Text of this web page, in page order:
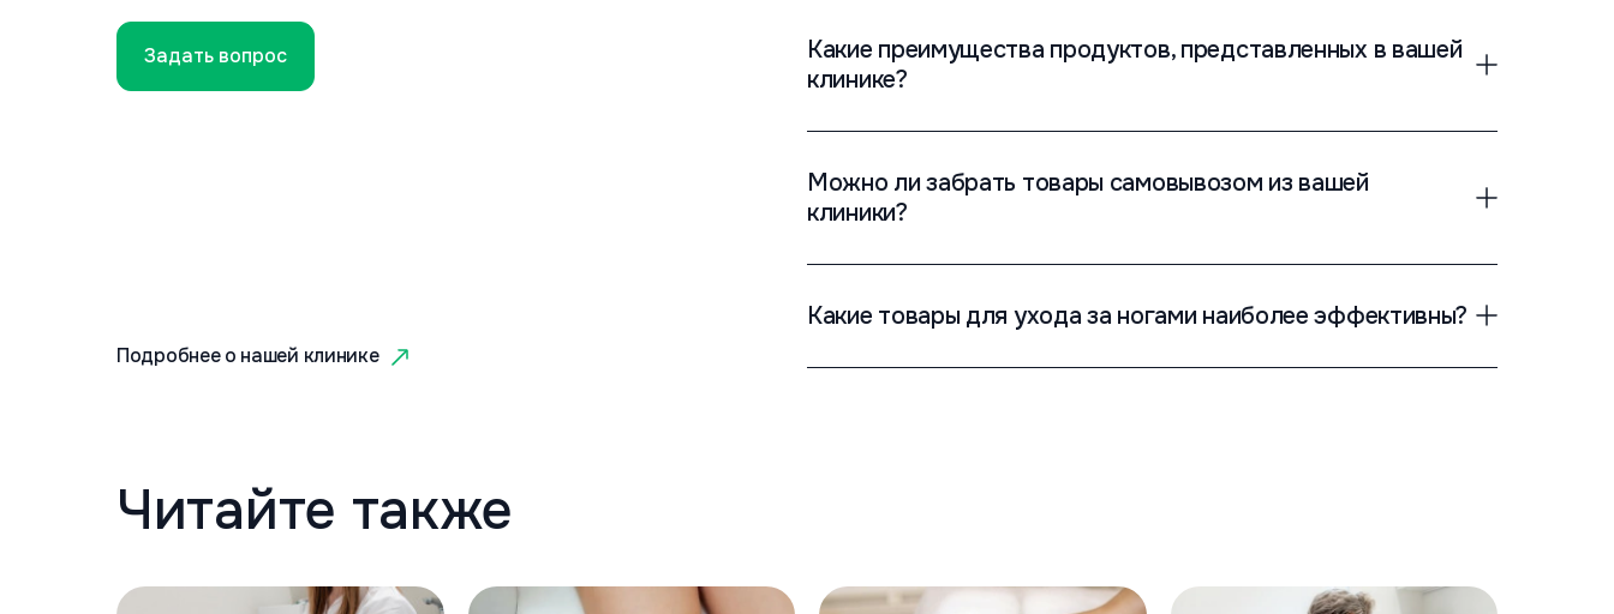
Задать вопрос
Подробнее о нашей клинике
Какие преимущества продуктов, представленных в вашей
клинике?
Можно ли забрать товары самовывозом из вашей
клиники?
Какие товары для ухода за ногами наиболее эффективны?
Читайте также